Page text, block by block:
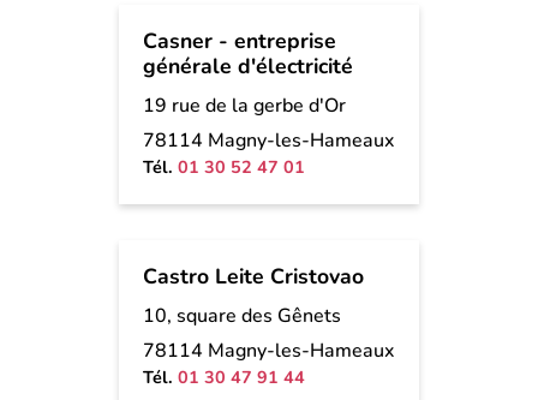
Casner - entreprise
générale d'électricité
19 rue de la gerbe d'Or
78114 Magny-les-Hameaux
Tél. 01 30 52 47 01
Castro Leite Cristovao
10, square des Gênets
78114 Magny-les-Hameaux
Tél. 01 30 47 91 44